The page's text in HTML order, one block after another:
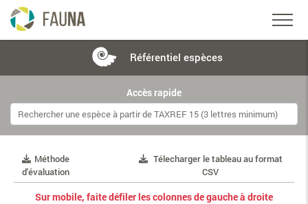
Référentiel espèces
Accès rapide
Méthode
d'évaluation
Télecharger le tableau au format
CSV
Sur mobile, faite défiler les colonnes de gauche à droite